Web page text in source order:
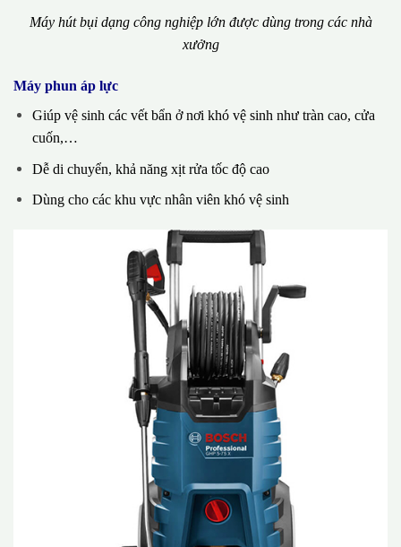
Máy hút bụi dạng công nghiệp lớn được dùng trong các nhà
xưởng
Máy phun áp lực
Giúp vệ sinh các vết bẩn ở nơi khó vệ sinh như tràn cao, cửa
cuốn,…
Dễ di chuyển, khả năng xịt rửa tốc độ cao
Dùng cho các khu vực nhân viên khó vệ sinh